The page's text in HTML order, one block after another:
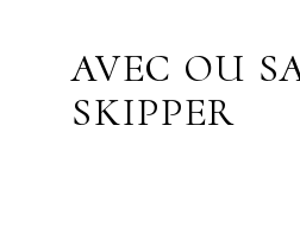
AVEC OU
SKIPPER